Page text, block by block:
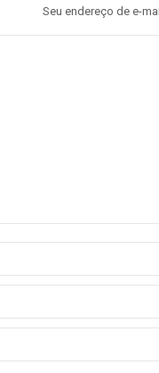
Seu endereço de e-